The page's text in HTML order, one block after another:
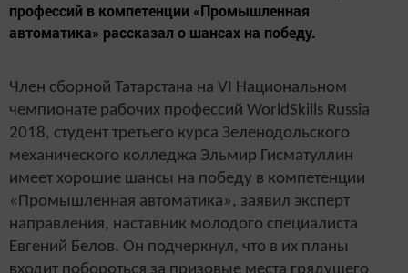
профессий в компетенции «Промышленная
автоматика» рассказал о шансах на победу.
Член сборной Татарстана на VI Национальном
чемпионате рабочих профессий WorldSkills Russia
2018, студент третьего курса Зеленодольского
механического колледжа Эльмир Гисматуллин
имеет хорошие шансы на победу в компетенции
«Промышленная автоматика», заявил эксперт
направления, наставник молодого специалиста
Евгений Белов. Он подчеркнул, что в их планы